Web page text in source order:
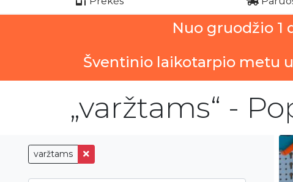
Nuo gruodžio 1
Šventinio laikotarpio metu
„varžtams“ -
varžtams